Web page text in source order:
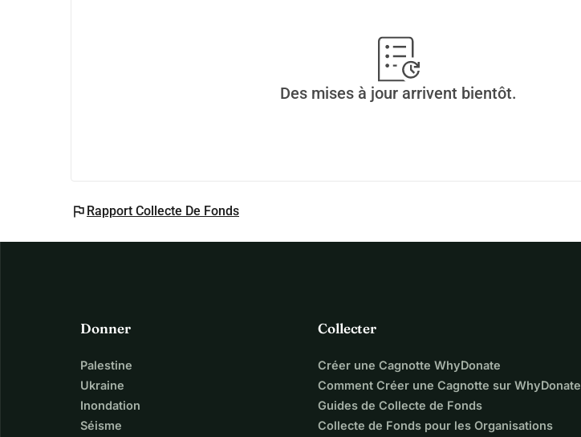
Des mises à jour arrivent bientôt.
flag Rapport Collecte De Fonds
Donner
Palestine
Ukraine
Inondation
Séisme
Collecter
Créer une Cagnotte WhyDonate
Comment Créer une Cagnotte sur WhyDonate
Guides de Collecte de Fonds
Collecte de Fonds pour les Organisations